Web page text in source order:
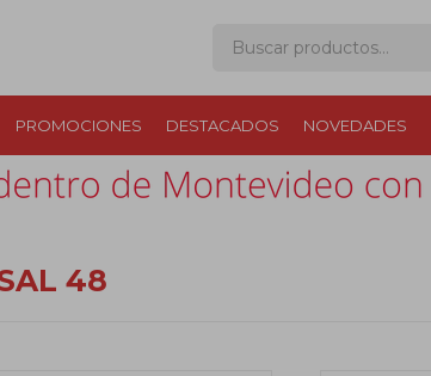
PROMOCIONES DESTACADOS NOVEDADES
48